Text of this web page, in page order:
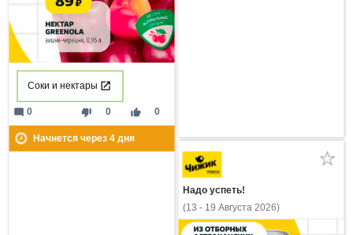
Соки и нектары
thumb_down 0 thumb_up 0
mode_comment 0
Начнется через 4дня
Надо успеть!
(13 - 19 Августа 2026)